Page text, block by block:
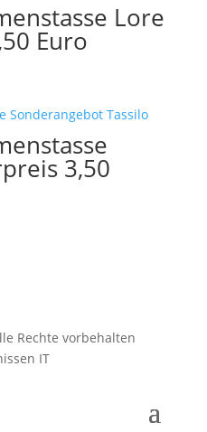
Lore
Euro
3,50
Rechte vorbehalten
IT